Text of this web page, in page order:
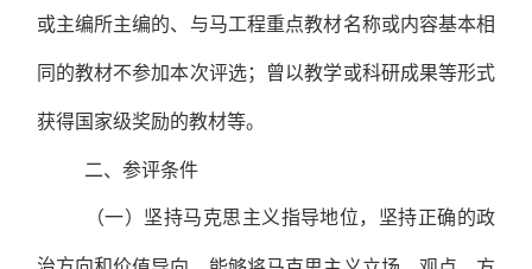
或主编所主编的、与马工程重点教材名称或内容基本相
同的教材不参加本次评选；曾以教学或科研成果等形式
获得国家级奖励的教材等。
二、参评条件
（一）坚持马克思主义指导地位，坚持正确的政